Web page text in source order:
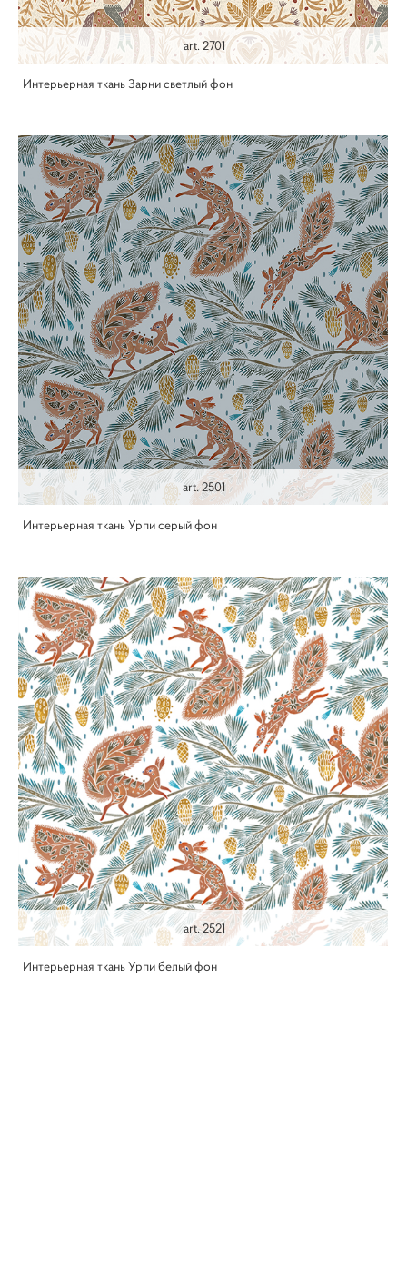
art. 2701
Интерьерная ткань Зарни светлый фон
art. 2501
Интерьерная ткань Урпи серый фон
art. 2521
Интерьерная ткань Урпи белый фон